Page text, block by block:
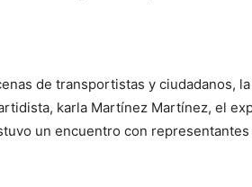
de transportistas y ciudadanos,
karla Martínez Martínez, el
un encuentro con